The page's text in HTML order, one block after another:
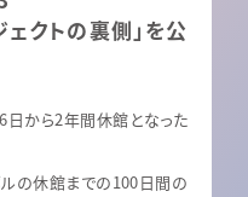
クトの裏側」を公
日から2年間休館となった
の休館までの100日間の